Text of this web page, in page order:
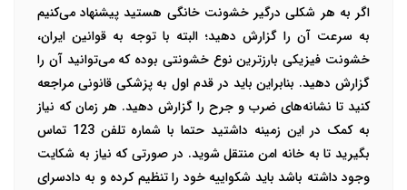
اگر به هر شکلی درگیر خشونت خانگی هستید پیشنهاد می‌کنیم
به سرعت آن را گزارش دهید؛ البته با توجه به قوانین ایران،
خشونت فیزیکی بارز‌ترین نوع خشونتی بوده که می‌توانید آن را
گزارش دهید. بنابراین باید در قدم اول به پزشکی قانونی مراجعه
کنید تا نشانه‌های ضرب و جرح را گزارش دهید. هر زمان که نیاز
به کمک در این زمینه داشتید حتما با شماره تلفن 123 تماس
بگیرید تا به خانه امن منتقل شوید. در صورتی که نیاز به شکایت
وجود داشته باشد باید شکواییه خود را تنظیم کرده و به دادسرای